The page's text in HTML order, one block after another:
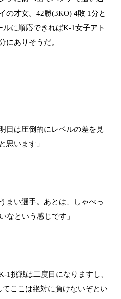
の才女。42勝(3KO) 4敗 1分と
に順応できればK-1女子アト
にありそうだ。
日は圧倒的にレベルの差を見
思います」
まい選手。あとは、しゃべっ
なという感じです」
1挑戦は二度目になりますし、
ここは絶対に負けないぞとい